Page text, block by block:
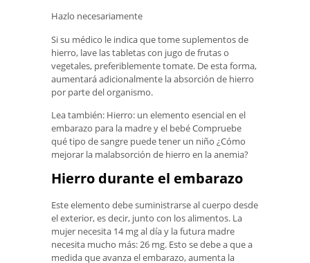
Hazlo necesariamente
Si su médico le indica que tome suplementos de
hierro, lave las tabletas con jugo de frutas o
vegetales, preferiblemente tomate. De esta forma,
aumentará adicionalmente la absorción de hierro
por parte del organismo.
Lea también: Hierro: un elemento esencial en el
embarazo para la madre y el bebé Compruebe
qué tipo de sangre puede tener un niño ¿Cómo
mejorar la malabsorción de hierro en la anemia?
Hierro durante el embarazo
Este elemento debe suministrarse al cuerpo desde
el exterior, es decir, junto con los alimentos. La
mujer necesita 14 mg al día y la futura madre
necesita mucho más: 26 mg. Esto se debe a que a
medida que avanza el embarazo, aumenta la